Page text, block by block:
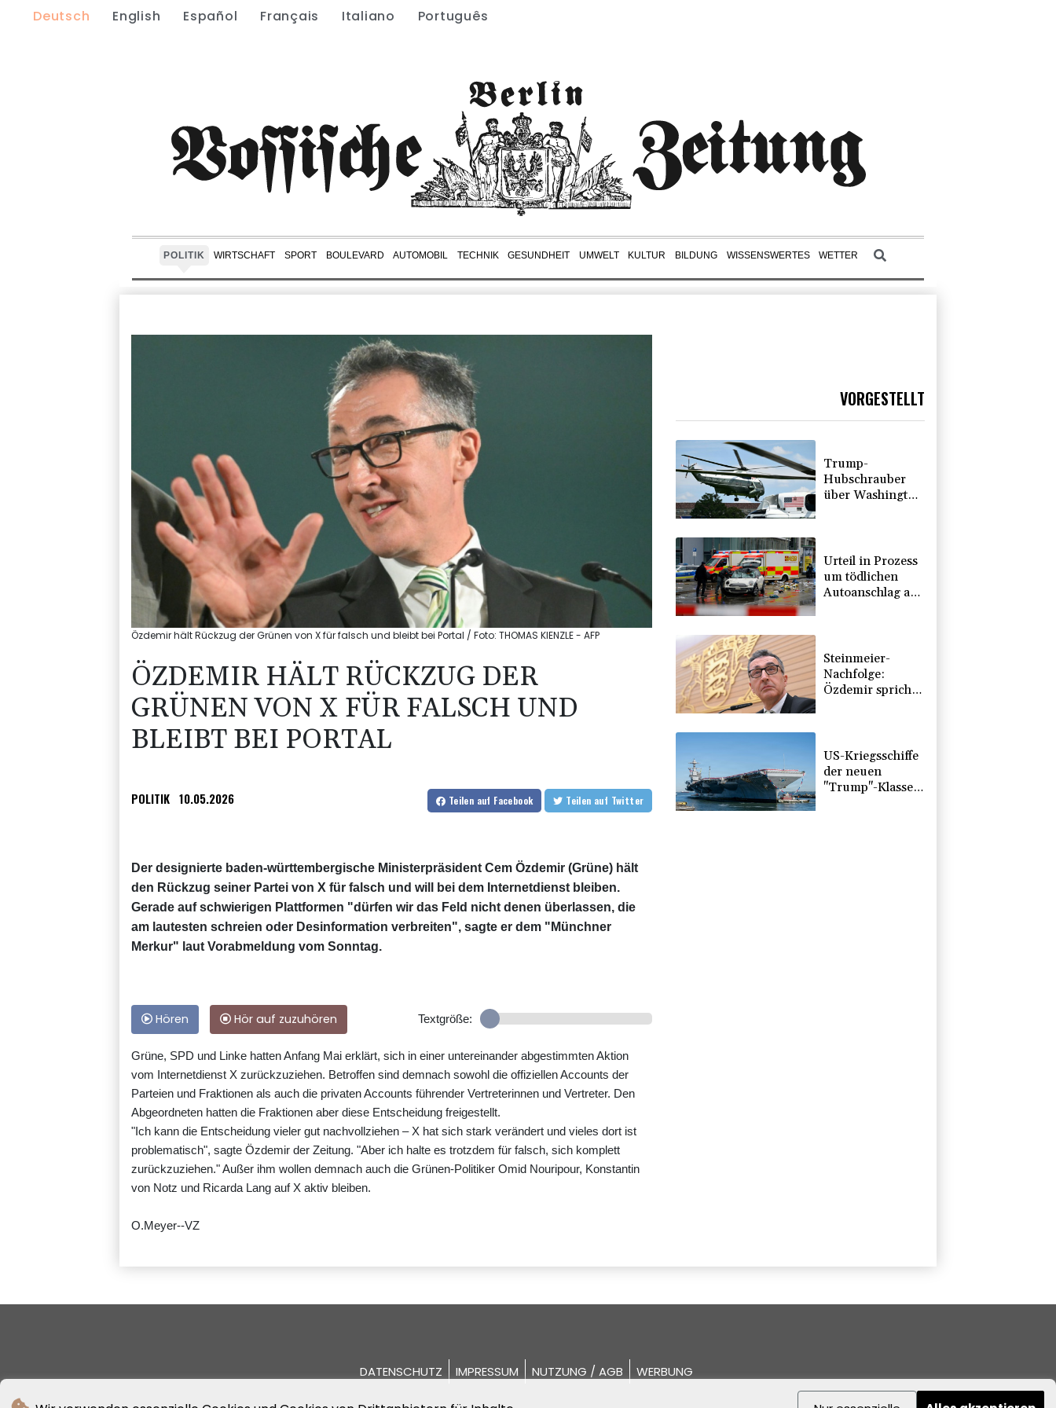
Deutsch English Español Français Italiano Português
POLITIK WIRTSCHAFT SPORT BOULEVARD AUTOMOBIL TECHNIK GESUNDHEIT UMWELT KULTUR BILDUNG WISSENSWERTES WETTER
Özdemir hält Rückzug der Grünen von X für falsch und bleibt bei Portal / Foto: THOMAS KIENZLE - AFP
ÖZDEMIR HÄLT RÜCKZUG DER
GRÜNEN VON X FÜR FALSCH UND
BLEIBT BEI PORTAL
POLITIK 10.05.2026 Teilen auf Facebook Teilen auf Twitter
Der designierte baden-württembergische Ministerpräsident Cem Özdemir (Grüne) hält
den Rückzug seiner Partei von X für falsch und will bei dem Internetdienst bleiben.
Gerade auf schwierigen Plattformen "dürfen wir das Feld nicht denen überlassen, die
am lautesten schreien oder Desinformation verbreiten", sagte er dem "Münchner
Merkur" laut Vorabmeldung vom Sonntag.
Hören Hör auf zuzuhören Textgröße:
Grüne, SPD und Linke hatten Anfang Mai erklärt, sich in einer untereinander abgestimmten Aktion
vom Internetdienst X zurückzuziehen. Betroffen sind demnach sowohl die offiziellen Accounts der
Parteien und Fraktionen als auch die privaten Accounts führender Vertreterinnen und Vertreter. Den
Abgeordneten hatten die Fraktionen aber diese Entscheidung freigestellt.
"Ich kann die Entscheidung vieler gut nachvollziehen – X hat sich stark verändert und vieles dort ist
problematisch", sagte Özdemir der Zeitung. "Aber ich halte es trotzdem für falsch, sich komplett
zurückzuziehen." Außer ihm wollen demnach auch die Grünen-Politiker Omid Nouripour, Konstantin
von Notz und Ricarda Lang auf X aktiv bleiben.
O.Meyer--VZ
VORGESTELLT
Trump-
Hubschrauber
über Washington
gekommen
Urteil in Prozess
um tödlichen
Autoanschlag auf
Steinmeier-
Nachfolge:
Özdemir spricht
US-Kriegsschiffe
der neuen
"Trump"-Klasse
DATENSCHUTZ IMPRESSUM NUTZUNG / AGB WERBUNG